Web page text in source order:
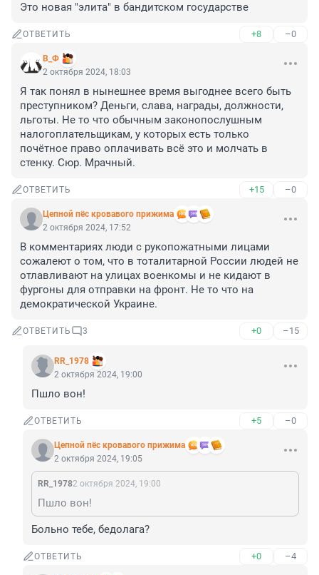
Это новая "элита" в бандитском государстве
ОТВЕТИТЬ +8 –0
В_Ф
2 октября 2024, 18:03
Я так понял в нынешнее время выгоднее всего быть
преступником? Деньги, слава, награды, должности,
льготы. Не то что обычным законопослушным
налогоплательщикам, у которых есть только
почётное право оплачивать всё это и молчать в
стенку. Сюр. Мрачный.
ОТВЕТИТЬ +15 –0
Цепной пёс кровавого прижима
2 октября 2024, 17:52
В комментариях люди с рукопожатными лицами
сожалеют о том, что в тоталитарной России людей не
отлавливают на улицах военкомы и не кидают в
фургоны для отправки на фронт. Не то что на
демократической Украине.
ОТВЕТИТЬ 3 +0 –15
RR_1978
2 октября 2024, 19:00
Пшло вон!
ОТВЕТИТЬ +5 –0
Цепной пёс кровавого прижима
2 октября 2024, 19:05
RR_19782 октября 2024, 19:00
Пшло вон!
Больно тебе, бедолага?
ОТВЕТИТЬ +0 –4